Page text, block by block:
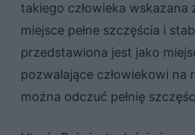
takiego człowieka wskazana
miejsce pełne szczęścia i
przedstawiona jest jako
pozwalające człowiekowi na
można odczuć pełnię